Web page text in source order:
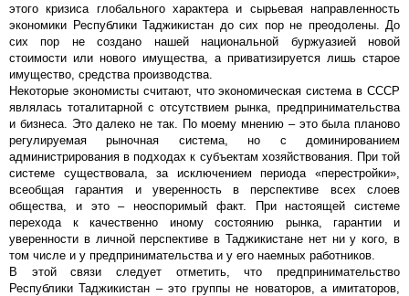
этого кризиса глобального характера и сырьевая направленность
экономики Республики Таджикистан до сих пор не преодолены. До
сих пор не создано нашей национальной буржуазией новой
стоимости или нового имущества, а приватизируется лишь старое
имущество, средства производства.
Некоторые экономисты считают, что экономическая система в СССР
являлась тоталитарной с отсутствием рынка, предпринимательства
и бизнеса. Это далеко не так. По моему мнению – это была планово
регулируемая рыночная система, но с доминированием
администрирования в подходах к субъектам хозяйствования. При той
системе существовала, за исключением периода «перестройки»,
всеобщая гарантия и уверенность в перспективе всех слоев
общества, и это – неоспоримый факт. При настоящей системе
перехода к качественно иному состоянию рынка, гарантии и
уверенности в личной перспективе в Таджикистане нет ни у кого, в
том числе и у предпринимательства и у его наемных работников.
В этой связи следует отметить, что предпринимательство
Республики Таджикистан – это группы не новаторов, а имитаторов,